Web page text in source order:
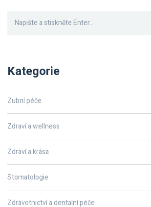
Kategorie
Zubní péče
Zdraví a wellness
Zdraví a krása
Stomatologie
Zdravotnictví a dentalní péče